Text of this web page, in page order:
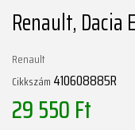
Renault, Dacia
Renault
Cikkszám 410608885R
29 550 Ft